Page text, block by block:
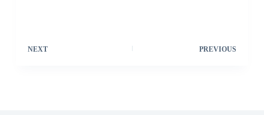
PREVIOUS
NEXT